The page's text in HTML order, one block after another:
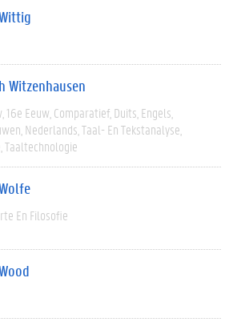
Witzenhausen
16e Eeuw Comparatief Duits Engels
Nederlands Taal- En Tekstanalyse
Taaltechnologie
En Filosofie